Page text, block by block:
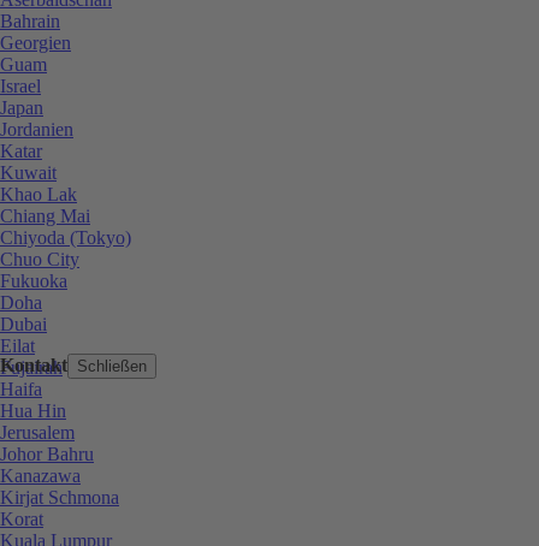
Kontakt Schließen
Bahrain
Georgien
Guam
Israel
Japan
Jordanien
Katar
Kuwait
Khao Lak
Chiang Mai
Chiyoda (Tokyo)
Chuo City
Fukuoka
Doha
Dubai
Eilat
Fujairah
Haifa
Hua Hin
Jerusalem
Johor Bahru
Kanazawa
Kirjat Schmona
Korat
Kuala Lumpur